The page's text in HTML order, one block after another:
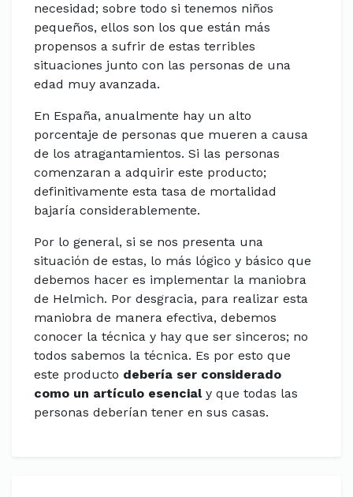
necesidad; sobre todo si tenemos niños
pequeños, ellos son los que están más
propensos a sufrir de estas terribles
situaciones junto con las personas de una
edad muy avanzada.
En España, anualmente hay un alto
porcentaje de personas que mueren a causa
de los atragantamientos. Si las personas
comenzaran a adquirir este producto;
definitivamente esta tasa de mortalidad
bajaría considerablemente.
Por lo general, si se nos presenta una
situación de estas, lo más lógico y básico que
debemos hacer es implementar la maniobra
de Helmich. Por desgracia, para realizar esta
maniobra de manera efectiva, debemos
conocer la técnica y hay que ser sinceros; no
todos sabemos la técnica. Es por esto que
este producto debería ser considerado
como un artículo esencialy que todas las
personas deberían tener en sus casas.